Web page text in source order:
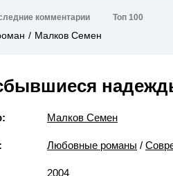
комментарии Топ 100
Малков Семен
Малков Семен
Любовные романы /
2004